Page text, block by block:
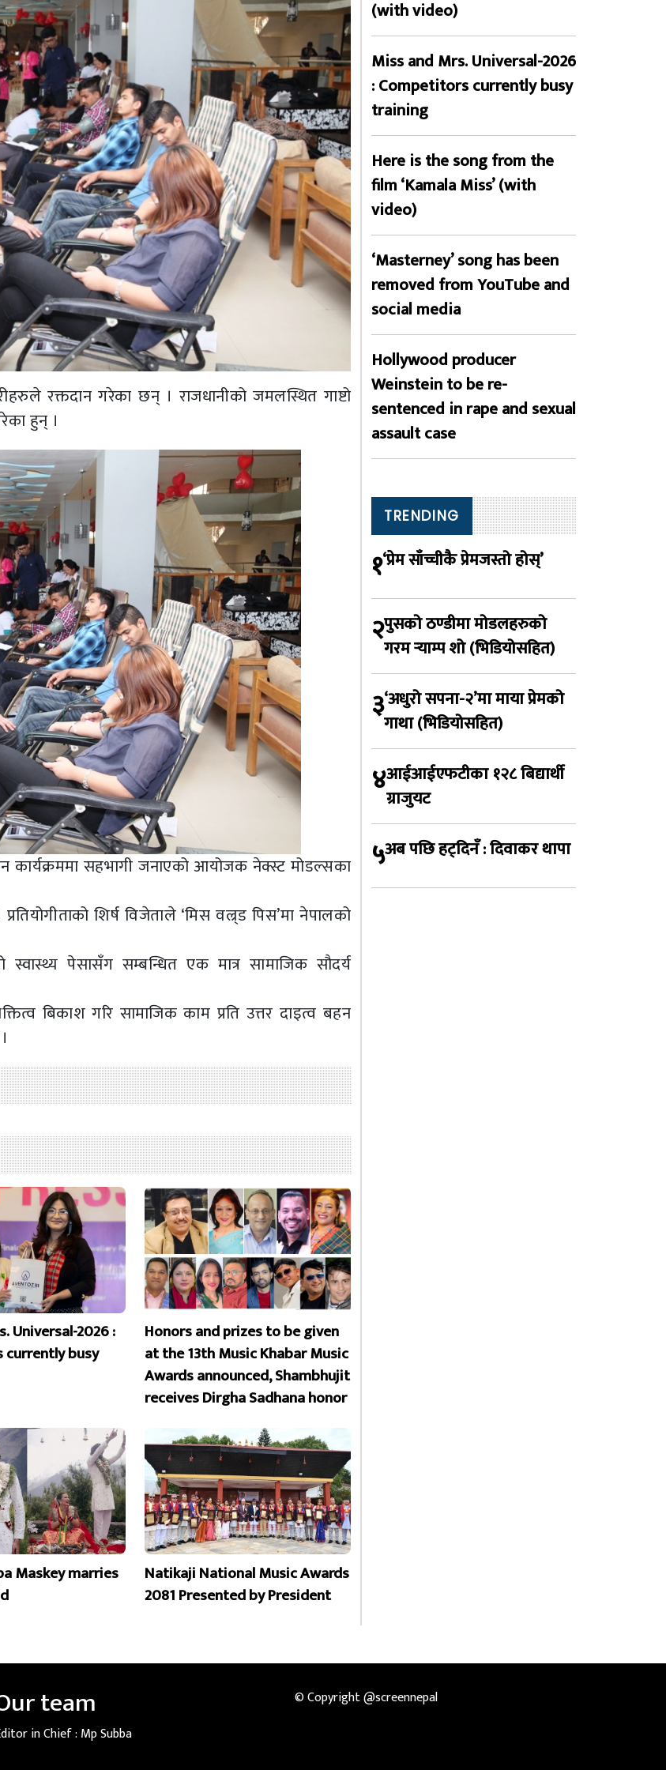
रक्तदान गरेका छन् । राजधानीको जमलस्थित गाष्टो
हुन् ।
कार्यक्रममा सहभागी जनाएको आयोजक नेक्स्ट मोडल्सका
शिर्ष विजेताले ‘मिस वल्र्ड पिस’मा नेपालको
स्वास्थ्य पेसासँग सम्बन्धित एक मात्र सामाजिक सौदर्य
बिकाश गरि सामाजिक काम प्रति उत्तर दाइत्व बहन
Universal-2026 :
busy
Honors and prizes to be given
at the 13th Music Khabar Music
Awards announced, Shambhujit
receives Dirgha Sadhana honor
Maskey marries
Natikaji National Music Awards
2081 Presented by President
(with video)
Miss and Mrs. Universal-2026
: Competitors currently busy
training
Here is the song from the
film ‘Kamala Miss’ (with
video)
‘Masterney’ song has been
removed from YouTube and
social media
Hollywood producer
Weinstein to be re-
sentenced in rape and sexual
assault case
TRENDING
१‘प्रेम साँच्चीकै प्रेमजस्तो होस्’
२पुसको ठण्डीमा मोडलहरुको
गरम र्‍याम्प शो (भिडियोसहित)
३‘अधुरो सपना-२’मा माया प्रेमको
गाथा (भिडियोसहित)
४आईआईएफटीका १२८ बिद्यार्थी
ग्राजुयट
५अब पछि हट्दिनँ : दिवाकर थापा
team
in Chief : Mp Subba
© Copyright @screennepal